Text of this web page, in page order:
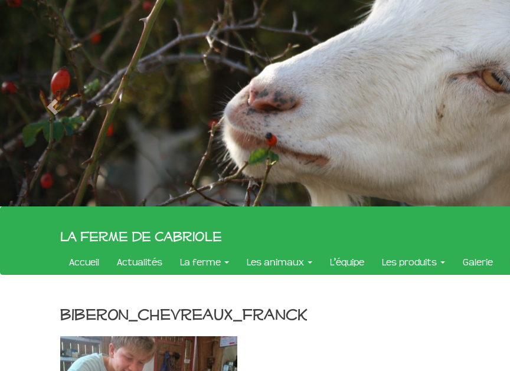
La Ferme de Cabriole
Accueil Actualités La ferme Les animaux L’équipe Les produits Galerie
biberon_chevreaux_franck